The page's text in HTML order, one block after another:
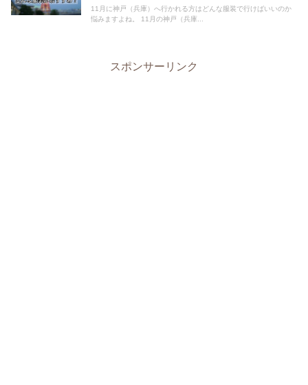
11月に神戸（兵庫）へ行かれる方はどんな服装で行けばいいのか
悩みますよね。 11月の神戸（兵庫...
スポンサーリンク